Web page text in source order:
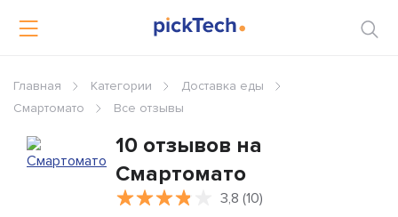
Главная Категории
Доставка еды
Смартомато
Все отзывы
10 отзывов на
Смартомато
3,8 (10)